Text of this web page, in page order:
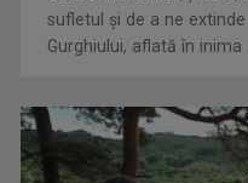
sufletul și de a ne
Gurghiului, aflată în inima ...